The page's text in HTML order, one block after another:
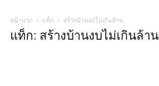
หน้าแรก แท็ก สร้างบ้านงบไม่เกินล้าน
แท็ก: สร้างบ้านงบไม่เกินล้าน